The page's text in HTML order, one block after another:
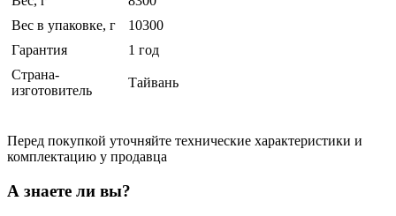
Вес в упаковке, г
10300
Гарантия
1 год
Страна-
изготовитель
Тайвань
Перед покупкой уточняйте технические характеристики и
комплектацию у продавца
А знаете ли вы?